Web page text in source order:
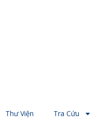
Thư Viện Tra Cứu